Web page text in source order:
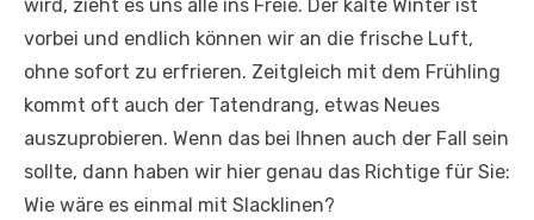
wird, zieht es uns alle ins Freie. Der kalte Winter ist
vorbei und endlich können wir an die frische Luft,
ohne sofort zu erfrieren. Zeitgleich mit dem Frühling
kommt oft auch der Tatendrang, etwas Neues
auszuprobieren. Wenn das bei Ihnen auch der Fall sein
sollte, dann haben wir hier genau das Richtige für Sie:
Wie wäre es einmal mit Slacklinen?